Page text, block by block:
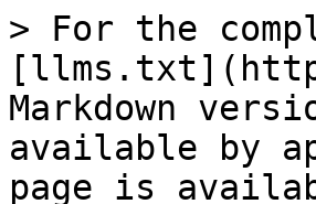
> For the
Markdown
available by
page is